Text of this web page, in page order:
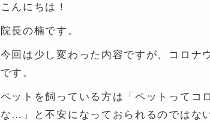
こんにちは！
院長の楠です。
今回は少し変わった内容ですが、コロナ
です。
ペットを飼っている方は「ペットってコ
な…」と不安になっておられるのではな